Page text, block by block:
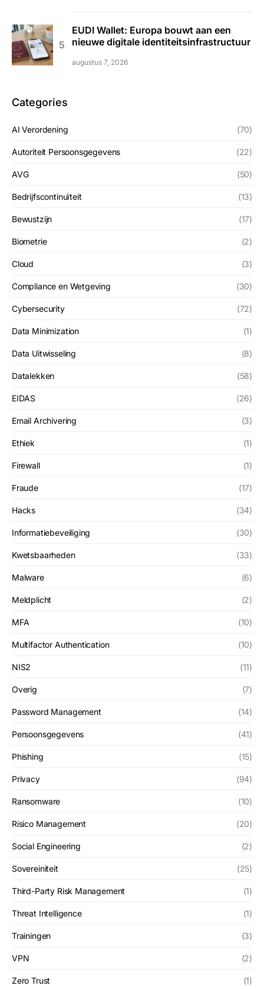
EUDI Wallet: Europa bouwt aan een
nieuwe digitale identiteitsinfrastructuur
augustus 7, 2026
Categories
AI Verordening (70)
Autoriteit Persoonsgegevens (22)
AVG (50)
Bedrijfscontinuïteit (13)
Bewustzijn (17)
Biometrie (2)
Cloud (3)
Compliance en Wetgeving (30)
Cybersecurity (72)
Data Minimization (1)
Data Uitwisseling (8)
Datalekken (58)
EIDAS (26)
Email Archivering (3)
Ethiek (1)
Firewall (1)
Fraude (17)
Hacks (34)
Informatiebeveiliging (30)
Kwetsbaarheden (33)
Malware (6)
Meldplicht (2)
MFA (10)
Multifactor Authentication (10)
NIS2 (11)
Overig (7)
Password Management (14)
Persoonsgegevens (41)
Phishing (15)
Privacy (94)
Ransomware (10)
Risico Management (20)
Social Engineering (2)
Sovereiniteit (25)
Third-Party Risk Management (1)
Threat Intelligence (1)
Trainingen (3)
VPN (2)
Zero Trust (1)